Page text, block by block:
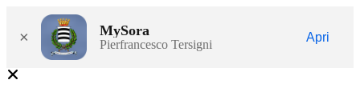
× MySora
Pierfrancesco Tersigni
Apri